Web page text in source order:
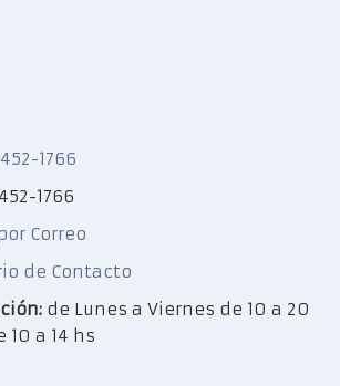
1766
1766
Correo
de Contacto
de Lunes a Viernes de 10 a 20
10 a 14 hs